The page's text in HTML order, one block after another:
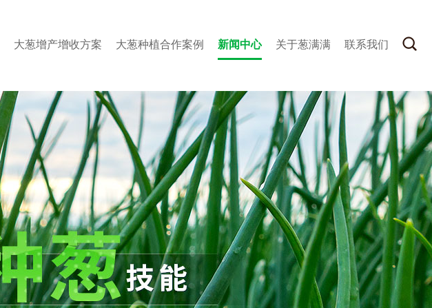
大葱增产增收方案 大葱种植合作案例 新闻中心 关于葱满满 联系我们